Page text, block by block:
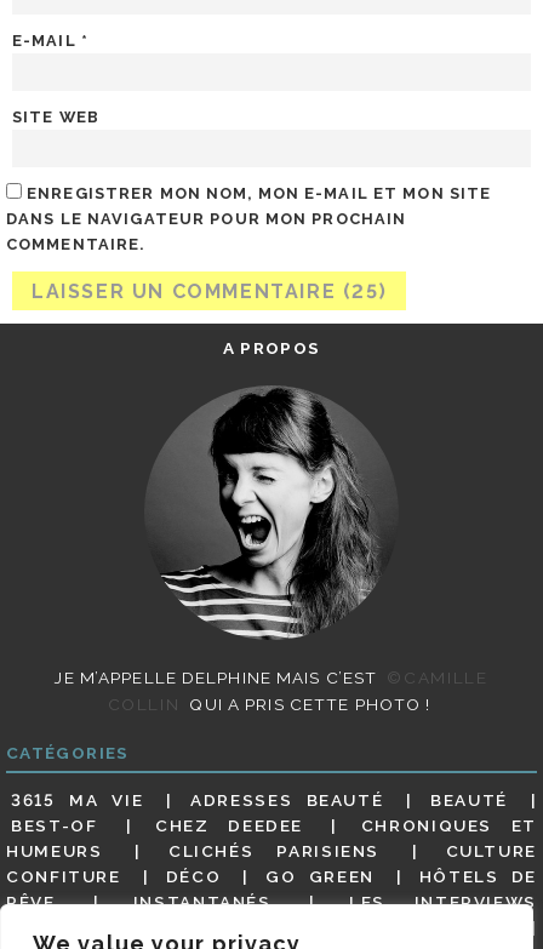
We value your privacy
E-MAIL *
SITE WEB
ENREGISTRER MON NOM, MON E-MAIL ET MON SITE
DANS LE NAVIGATEUR POUR MON PROCHAIN
COMMENTAIRE.
A PROPOS
JE M’APPELLE DELPHINE MAIS C’EST
©CAMILLE
COLLIN
QUI A PRIS CETTE PHOTO !
CATÉGORIES
3615 MA VIE ADRESSES BEAUTÉ
BEAUTÉ
BEST-OF
CHEZ DEEDEE
CHRONIQUES ET
HUMEURS
CLICHÉS PARISIENS
CULTURE
CONFITURE
DÉCO GO GREEN
HÔTELS DE
RÊVE
INSTANTANÉS
LES INTERVIEWS